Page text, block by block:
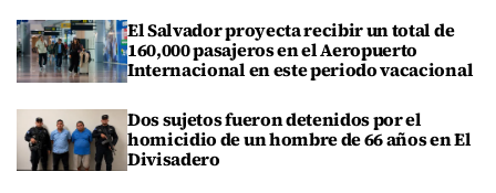
El Salvador proyecta recibir un total de
160,000 pasajeros en el Aeropuerto
Internacional en este periodo vacacional
Dos sujetos fueron detenidos por el
homicidio de un hombre de 66 años en El
Divisadero